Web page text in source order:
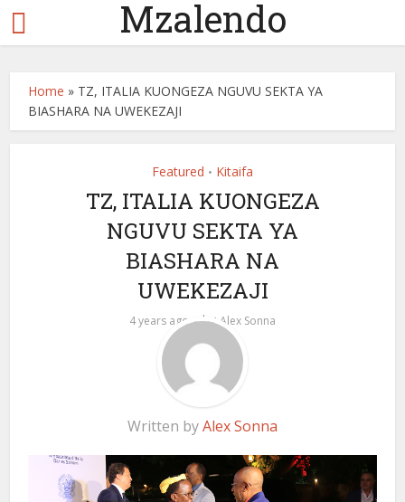
Mzalendo
Home » TZ, ITALIA KUONGEZA NGUVU SEKTA YA
BIASHARA NA UWEKEZAJI
Featured • Kitaifa
TZ, ITALIA KUONGEZA
NGUVU SEKTA YA
BIASHARA NA
UWEKEZAJI
4 years ago by Alex Sonna
Written byAlex Sonna